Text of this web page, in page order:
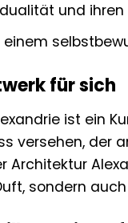
und
für sich
ist ein
versehen, der
Architektur
sondern